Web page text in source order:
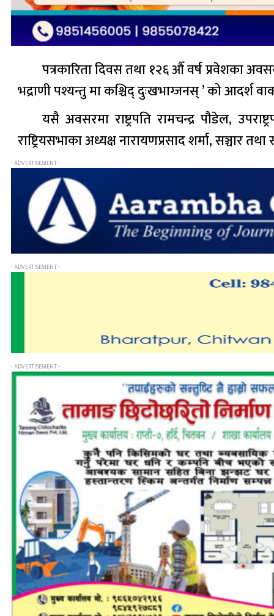
पत्रकारिता दिवस तथा १२६ औँ वर्ष प्रवेशका
भद्राणी पश्यन्तु मा कश्चिद् दुःखभाग्जनस् ’ को आदर्श
यसै अवसरमा राष्ट्रपति रामचन्द्र पौडेल,
राष्ट्रियसभाका अध्यक्ष नारायणप्रसाद शर्मा, सञ्चार
- ADVERTISEMENT -
- ADVERTISEMENT -
- ADVERTISEMENT -